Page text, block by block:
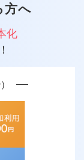
方へ
化